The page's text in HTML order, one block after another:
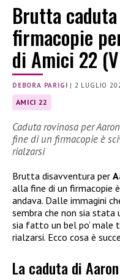
Brutta
firmacopie
di Amici 22
DEBORA PARIGI | 2 LUGLIO
AMICI 22
Caduta rovinosa per
fine di un firmacopie è
rialzarsi
Brutta disavventura per
alla fine di un firmacopie
andava. Dalle immagini
sembra che non sia stata
sia fatto un bel po’ male
rialzarsi. Ecco cosa è
La caduta di